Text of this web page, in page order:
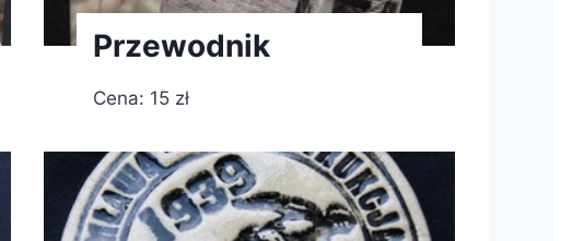
Przewodnik
Cena: 15 zł